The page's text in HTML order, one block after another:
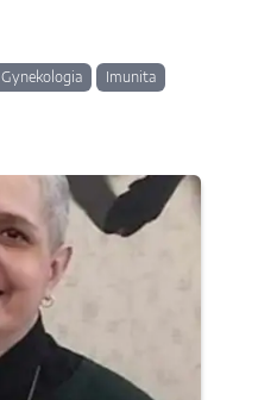
Gynekologia Imunita